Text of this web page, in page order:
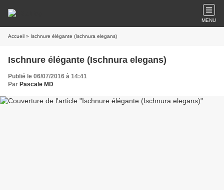
MENU
Accueil » Ischnure élégante (Ischnura elegans)
Ischnure élégante (Ischnura elegans)
Publié le 06/07/2016 à 14:41
Par Pascale MD